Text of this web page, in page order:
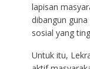
lapisan
dibangun
sosial yang
Untuk itu,